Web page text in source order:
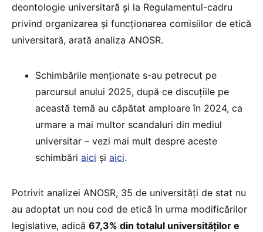
deontologie universitară și la Regulamentul-cadru
privind organizarea și funcționarea comisiilor de etică
universitară, arată analiza ANOSR.
Schimbările menționate s-au petrecut pe
parcursul anului 2025, după ce discuțiile pe
această temă au căpătat amploare în 2024, ca
urmare a mai multor scandaluri din mediul
universitar – vezi mai mult despre aceste
schimbări aici și aici.
Potrivit analizei ANOSR, 35 de universități de stat nu
au adoptat un nou cod de etică în urma modificărilor
legislative, adică 67,3% din totalul universităților e